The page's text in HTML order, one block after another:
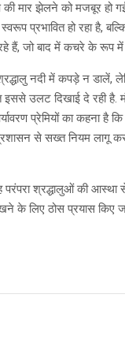
झेलने को मजबूर हो गई
प्रभावित हो रहा है,
हैं, जो बाद में कचरे के रूप में
श्रद्धालु नदी में कपड़े न
उलट दिखाई दे रही है.
प्रेमियों का कहना है
प्रशासन से सख्त नियम लागू
परंपरा श्रद्धालुओं की
के लिए ठोस प्रयास किए